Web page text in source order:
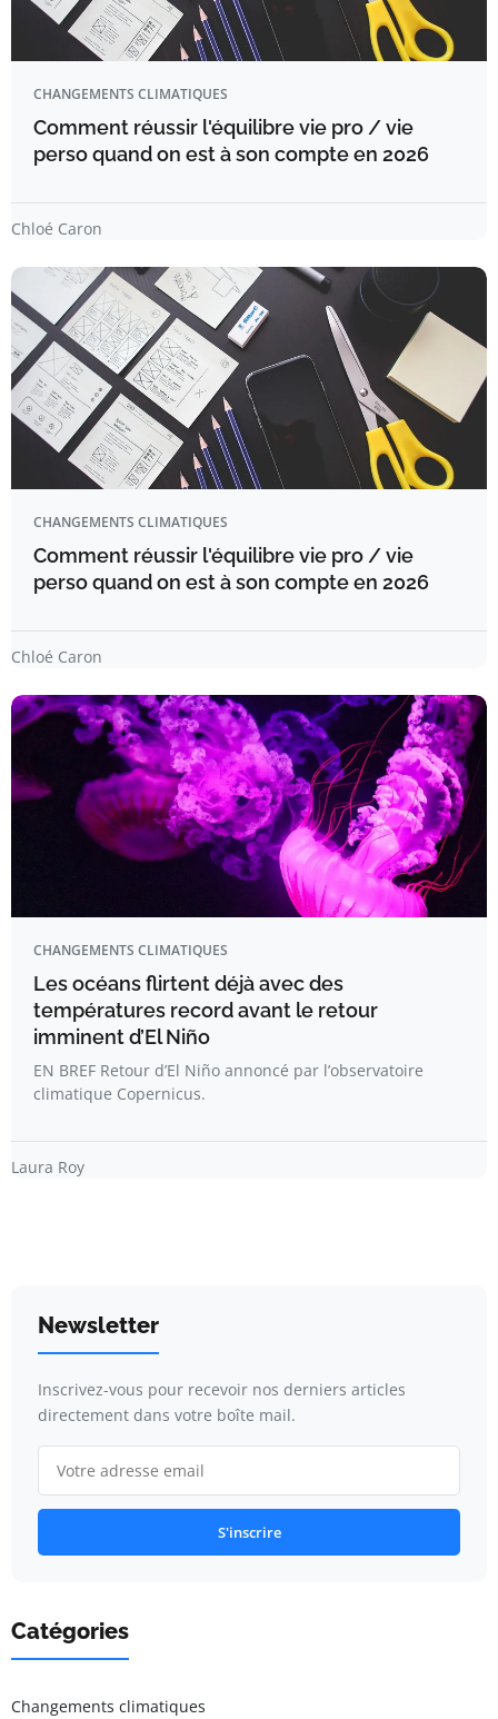
CHANGEMENTS CLIMATIQUES
Comment réussir l'équilibre vie pro / vie
perso quand on est à son compte en 2026
Chloé Caron
CHANGEMENTS CLIMATIQUES
Comment réussir l'équilibre vie pro / vie
perso quand on est à son compte en 2026
Chloé Caron
CHANGEMENTS CLIMATIQUES
Les océans flirtent déjà avec des
températures record avant le retour
imminent d’El Niño
EN BREF Retour d’El Niño annoncé par l’observatoire
climatique Copernicus.
Laura Roy
Newsletter
Inscrivez-vous pour recevoir nos derniers articles
directement dans votre boîte mail.
S'inscrire
Catégories
Changements climatiques